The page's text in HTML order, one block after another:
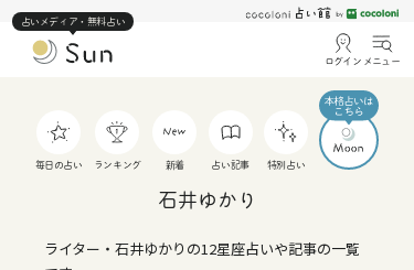
占いメディア・無料占い
ログイン メニュー
毎日の占い ランキング 新着 占い記事 特別占い
石井ゆかり
ライター・石井ゆかりの12星座占いや記事の一覧